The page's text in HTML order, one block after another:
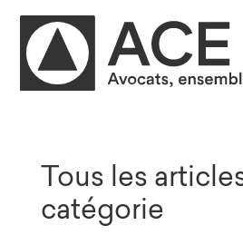
Tous les
catégorie